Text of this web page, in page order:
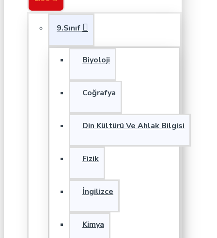
9.Sınıf
Biyoloji
Coğrafya
Din Kültürü Ve Ahlak Bilgisi
Fizik
İngilizce
Kimya